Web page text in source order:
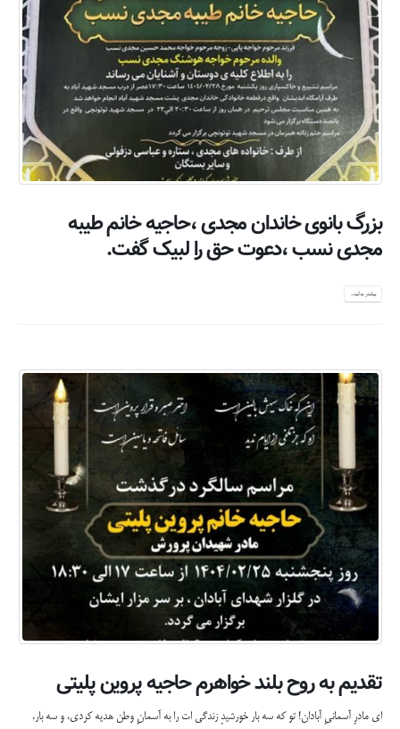
بزرگ بانوی خاندان مجدی ،حاجیه خانم طیبه
مجدی نسب ،دعوت حق را لبیک گفت.
بیشتر بدانید...
تقدیم به روح بلند خواهرم حاجیه پروین پلیتی
ای مادرِ آسمانیِ آبادان! تو که سه بار خورشیدِ زندگی ات را به آسمانِ وطن هدیه کردی، و سه بار،